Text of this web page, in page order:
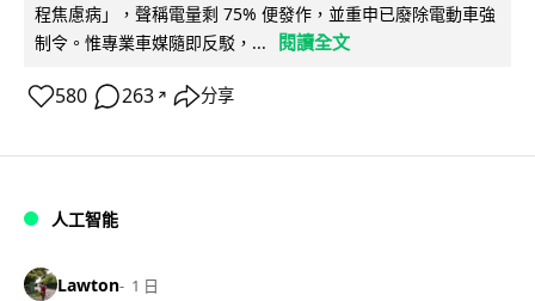
程焦慮病」，聲稱電量剩 75% 便發作，並重申已廢除電動車強
制令。惟專業車媒隨即反駁，...
閱讀全文
580 263 ↗ 分享
人工智能
Lawton 1 日